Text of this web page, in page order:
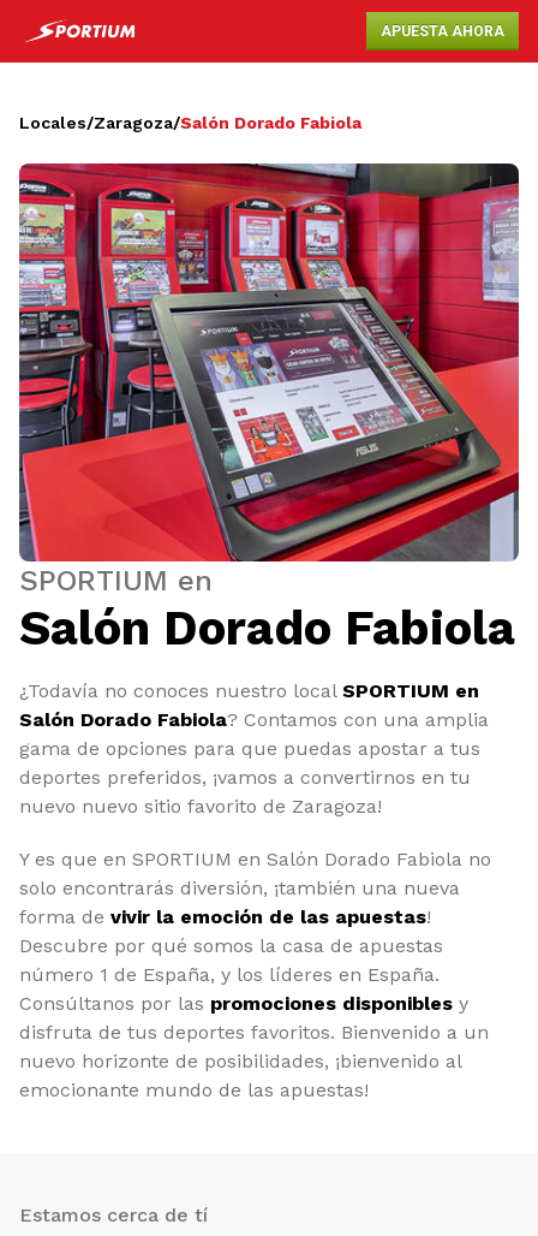
APUESTA AHORA
Locales/Zaragoza/Salón Dorado Fabiola
SPORTIUM en
Salón Dorado Fabiola
¿Todavía no conoces nuestro local SPORTIUM en
Salón Dorado Fabiola? Contamos con una amplia
gama de opciones para que puedas apostar a tus
deportes preferidos, ¡vamos a convertirnos en tu
nuevo nuevo sitio favorito de Zaragoza!
Y es que en SPORTIUM en Salón Dorado Fabiola no
solo encontrarás diversión, ¡también una nueva
forma de vivir la emoción de las apuestas!
Descubre por qué somos la casa de apuestas
número 1 de España, y los líderes en España.
Consúltanos por las promociones disponibles y
disfruta de tus deportes favoritos. Bienvenido a un
nuevo horizonte de posibilidades, ¡bienvenido al
emocionante mundo de las apuestas!
Estamos cerca de tí